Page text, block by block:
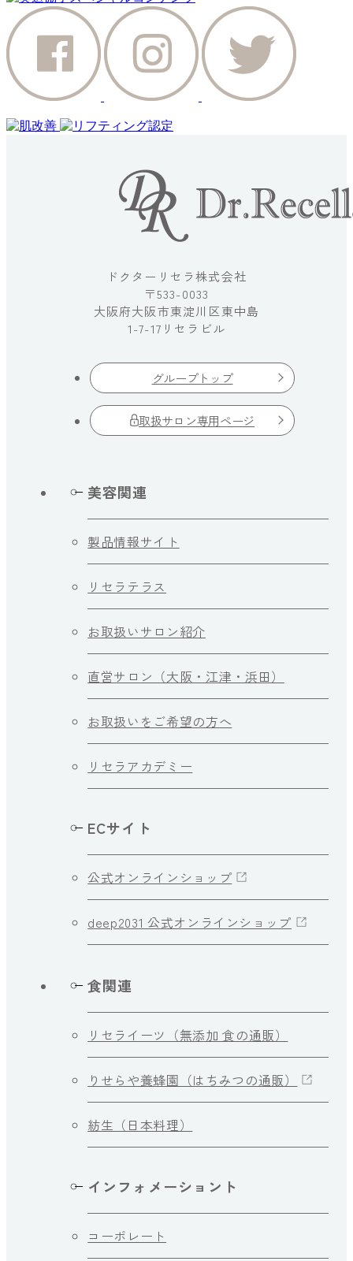
ドクターリセラ株式会社
〒533-0033
大阪府大阪市東淀川区東中島
1-7-17リセラビル
グループトップ
取扱サロン専用ページ
美容関連
製品情報サイト
リセラテラス
お取扱いサロン紹介
直営サロン（大阪・江津・浜田）
お取扱いをご希望の方へ
リセラアカデミー
ECサイト
公式オンラインショップ
deep2031 公式オンラインショップ
食関連
リセライーツ（無添加 食の通販）
りせらや養蜂園（はちみつの通販）
紡生（日本料理）
インフォメーショント
コーポレート